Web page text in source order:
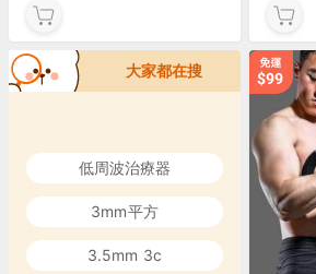
大家都在搜
低周波治療器
3mm平方
3.5mm 3c